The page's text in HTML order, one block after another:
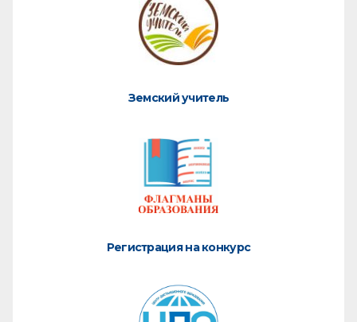
Земский учитель
Регистрация на конкурс